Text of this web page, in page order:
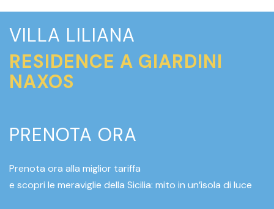
VILLA LILIANA
RESIDENCE A GIARDINI
NAXOS
PRENOTA ORA
Prenota ora alla miglior tariffa
e scopri le meraviglie della Sicilia: mito in un’isola di luce